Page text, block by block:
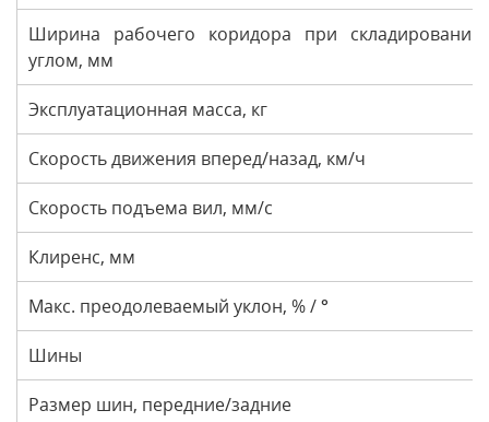
Ширина рабочего коридора при
углом, мм
Эксплуатационная масса, кг
Скорость движения вперед/назад, км/ч
Скорость подъема вил, мм/с
Клиренс, мм
Макс. преодолеваемый уклон, % / °
Шины
Размер шин, передние/задние